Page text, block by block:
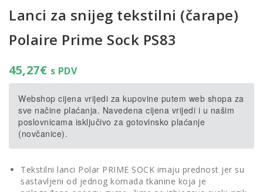
Lanci za snijeg tekstilni (čarape)
Polaire Prime Sock PS83
45,27€ s PDV
Webshop cijena vrijedi za kupovine putem web shopa za
sve načine plaćanja. Navedena cijena vrijedi i u našim
poslovnicama isključivo za gotovinsko plaćanje
(novčanice).
Tekstilni lanci Polar PRIME SOCK imaju prednost jer su
sastavljeni od jednog komada tkanine koja je